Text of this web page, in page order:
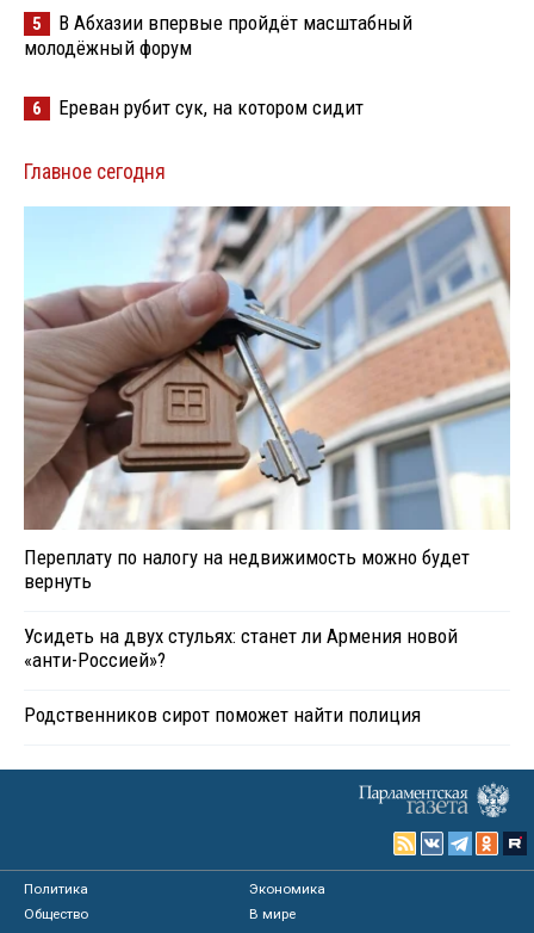
5
В Абхазии впервые пройдёт масштабный
молодёжный форум
6 Ереван рубит сук, на котором сидит
Главное сегодня
Переплату по налогу на недвижимость можно будет
вернуть
Усидеть на двух стульях: станет ли Армения новой
«анти-Россией»?
Родственников сирот поможет найти полиция
Политика
Экономика
Общество
В мире